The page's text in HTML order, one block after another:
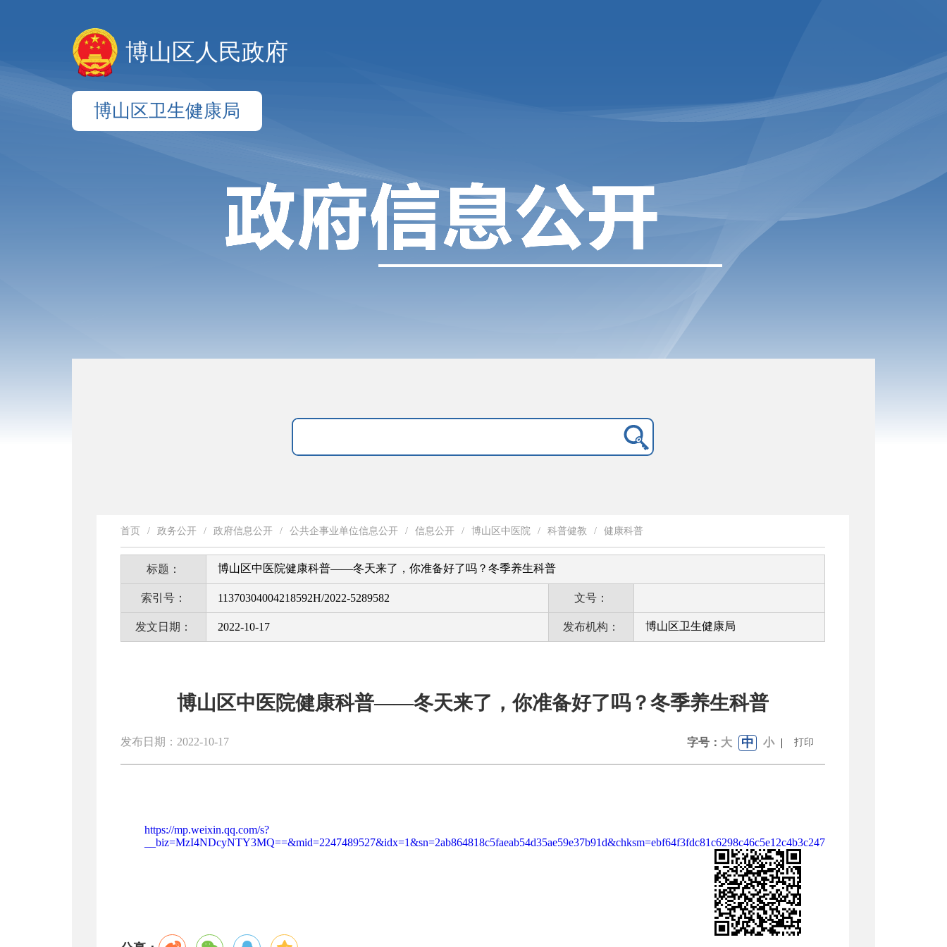
博山区人民政府
博山区卫生健康局
首页 / 政务公开 / 政府信息公开 / 公共企事业单位信息公开 / 信息公开 / 博山区中医院 / 科普健教 / 健康科普
标题： 博山区中医院健康科普——冬天来了，你准备好了吗？冬季养生科普
索引号： 11370304004218592H/2022-5289582 文号：
发文日期： 2022-10-17 发布机构： 博山区卫生健康局
博山区中医院健康科普——冬天来了，你准备好了吗？冬季养生科普
发布日期：2022-10-17 字号： 大 中 小 | 打印
https://mp.weixin.qq.com/s?